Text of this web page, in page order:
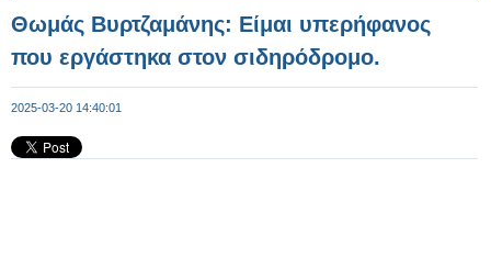
Θωμάς Βυρτζαμάνης: Είμαι υπερήφανος
που εργάστηκα στον σιδηρόδρομο.
2025-03-20 14:40:01